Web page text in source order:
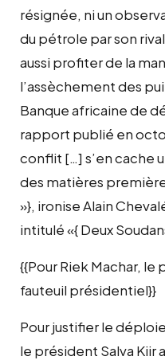
résignée, ni un
du pétrole par son
aussi profiter de la
l’assèchement des
Banque africaine de
rapport publié en
conflit […] s’en cache
des matières
»}, ironise Alain
intitulé «{ Deux
{{Pour Riek Machar,
fauteuil présidentiel}}
Pour justifier le
le président Salva Kiir